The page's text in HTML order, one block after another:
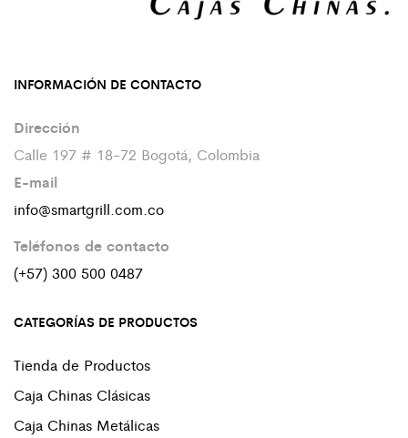
INFORMACIÓN DE CONTACTO
Dirección
Calle 197 # 18-72 Bogotá, Colombia
E-mail
info@smartgrill.com.co
Teléfonos de contacto
(+57) 300 500 0487
CATEGORÍAS DE PRODUCTOS
Tienda de Productos
Caja Chinas Clásicas
Caja Chinas Metálicas